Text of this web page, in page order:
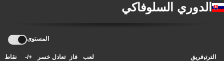
الدوري السلوفاكي
المستوى
الترتيبفريق لعب فاز تعادل خسر +/- نقاط